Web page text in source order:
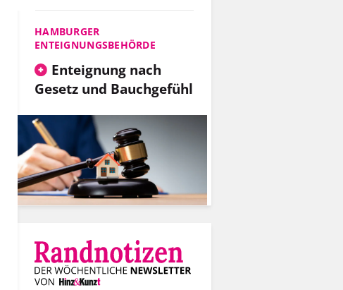
HAMBURGER
ENTEIGNUNGSBEHÖRDE
Enteignung nach
Gesetz und Bauchgefühl